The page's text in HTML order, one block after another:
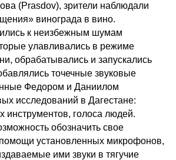
(Prasdov), зрители наблюдали
винограда в вино.
к неизбежным шумам
улавливались в режиме
обрабатывались и запускались
точечные звуковые
Федором и Даниилом
исследований в Дагестане:
инструментов, голоса людей.
обозначить свое
помощи установленных микрофонов,
ими звуки в тягучие